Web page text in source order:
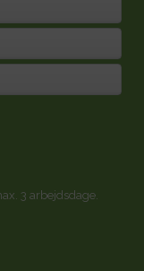
3 arbejdsdage.